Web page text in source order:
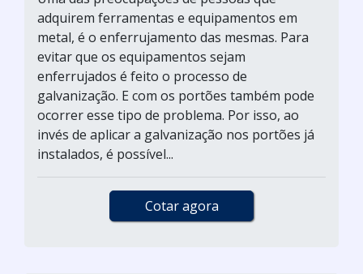
adquirem ferramentas e equipamentos em
metal, é o enferrujamento das mesmas. Para
evitar que os equipamentos sejam
enferrujados é feito o processo de
galvanização. E com os portões também pode
ocorrer esse tipo de problema. Por isso, ao
invés de aplicar a galvanização nos portões já
instalados, é possível...
Cotar agora